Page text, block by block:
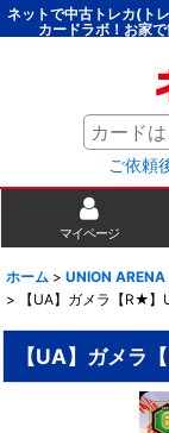
ネットで中古トレカ(ト
カードラボ！お家
ご依頼
マイページ
ホーム > UNION
>
【UA】ガメラ【R★
【UA】ガメラ